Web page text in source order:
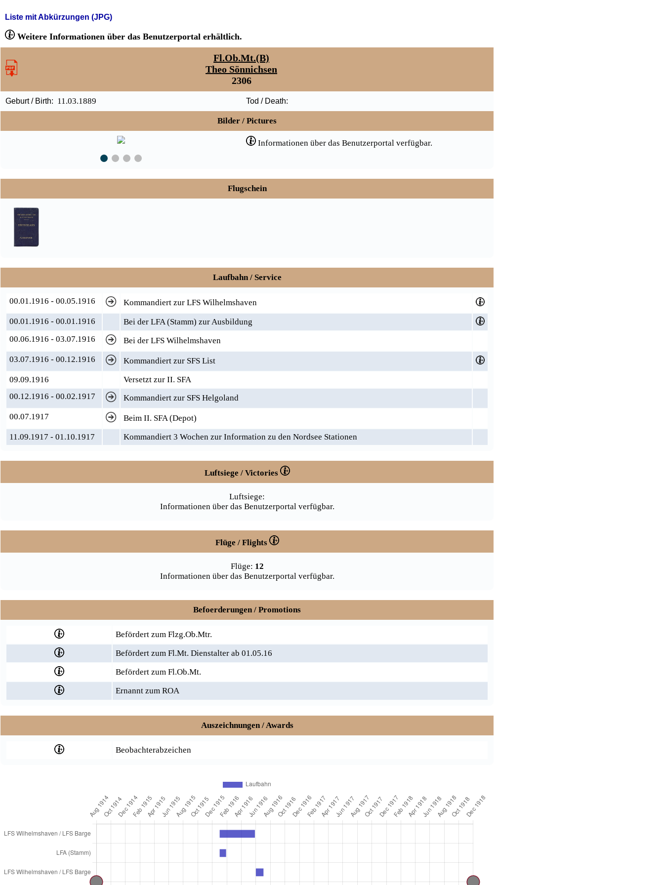
Liste mit Abkürzungen (JPG)
Weitere Informationen über das Benutzerportal erhältlich.
Fl.Ob.Mt.(B)
Theo Sönnichsen
2306
Geburt / Birth: 11.03.1889 Tod / Death:
Bilder / Pictures
Informationen über das Benutzerportal verfügbar.
Flugschein
Laufbahn / Service
00.01.1916 - 00.05.1916
Kommandiert zur LFS Wilhelmshaven
00.01.1916 - 00.01.1916
Bei der LFA (Stamm) zur Ausbildung
00.06.1916 - 03.07.1916
Bei der LFS Wilhelmshaven
03.07.1916 - 00.12.1916
Kommandiert zur SFS List
09.09.1916
Versetzt zur II. SFA
00.12.1916 - 00.02.1917
Kommandiert zur SFS Helgoland
00.07.1917
Beim II. SFA (Depot)
11.09.1917 - 01.10.1917
Kommandiert 3 Wochen zur Information zu den Nordsee Stationen
Luftsiege / Victories
Luftsiege:
Informationen über das Benutzerportal verfügbar.
Flüge / Flights
Flüge: 12
Informationen über das Benutzerportal verfügbar.
Befoerderungen / Promotions
Befördert zum Flzg.Ob.Mtr.
Befördert zum Fl.Mt. Dienstalter ab 01.05.16
Befördert zum Fl.Ob.Mt.
Ernannt zum ROA
Auszeichnungen / Awards
Beobachterabzeichen